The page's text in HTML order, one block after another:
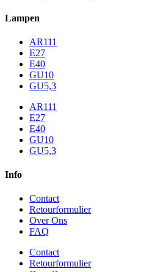
Lampen
AR111
E27
E40
GU10
GU5,3
AR111
E27
E40
GU10
GU5,3
Info
Contact
Retourformulier
Over Ons
FAQ
Contact
Retourformulier